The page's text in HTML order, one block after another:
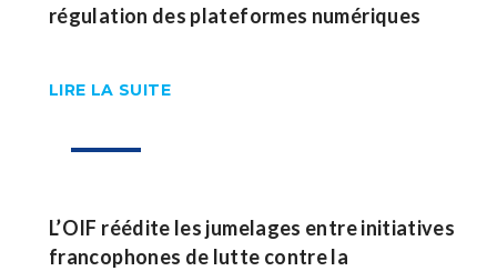
régulation des plateformes numériques
LIRE LA SUITE
17
L’OIF réédite les jumelages entre initiatives
francophones de lutte contre la